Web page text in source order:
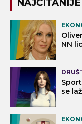
NAJČITANIJE
NN
se